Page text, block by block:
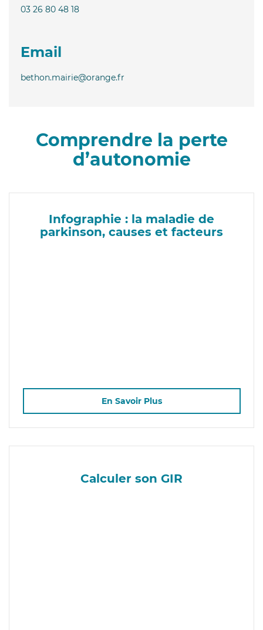
03 26 80 48 18
Email
bethon.mairie@orange.fr
Comprendre la perte
d’autonomie
Infographie : la maladie de
parkinson, causes et facteurs
En Savoir Plus
Calculer son GIR